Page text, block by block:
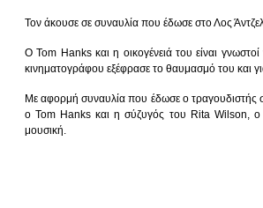
Τον άκουσε σε συναυλία που έδωσε στο Λος
Ο Tom Hanks και η οικογένειά του είναι
κινηματογράφου εξέφρασε το θαυμασμό του και
Με αφορμή συναυλία που έδωσε ο τραγουδιστής
ο Tom Hanks και η σύζυγός του Rita Wilson, ο
μουσική.